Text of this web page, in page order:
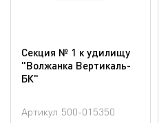
Секция № 1 к удилищу
"Волжанка Вертикаль-
БК"
Артикул 500-015350